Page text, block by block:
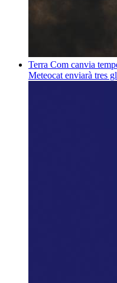
Terra Com canvia
Meteocat enviarà tres